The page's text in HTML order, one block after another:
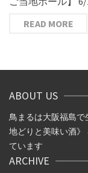
READ MORE
ABOUT US
鳥まるは大阪福島で
地どりと美味い酒》
ています
ARCHIVE